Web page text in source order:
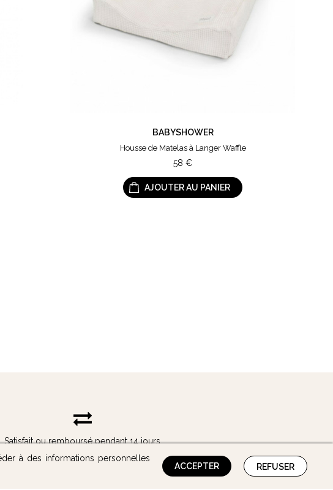
BABYSHOWER
Housse de Matelas à Langer Waffle
58 €
AJOUTER AU PANIER
Satisfait ou remboursé pendant 14 jours
à des informations personnelles
ACCEPTER REFUSER